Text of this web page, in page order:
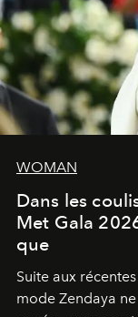
WOMAN
Dans les
Met Gala
que
Suite aux
mode Zendaya